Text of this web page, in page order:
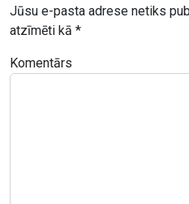
Jūsu e-pasta adrese netiks
atzīmēti kā *
Komentārs